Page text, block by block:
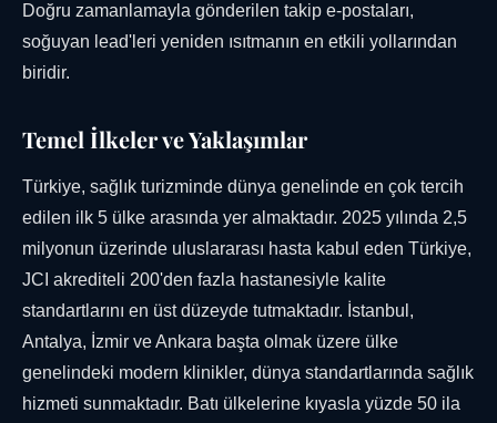
Doğru zamanlamayla gönderilen takip e-postaları,
soğuyan lead'leri yeniden ısıtmanın en etkili yollarından
biridir.
Temel İlkeler ve Yaklaşımlar
Türkiye, sağlık turizminde dünya genelinde en çok tercih
edilen ilk 5 ülke arasında yer almaktadır. 2025 yılında 2,5
milyonun üzerinde uluslararası hasta kabul eden Türkiye,
JCI akrediteli 200'den fazla hastanesiyle kalite
standartlarını en üst düzeyde tutmaktadır. İstanbul,
Antalya, İzmir ve Ankara başta olmak üzere ülke
genelindeki modern klinikler, dünya standartlarında sağlık
hizmeti sunmaktadır. Batı ülkelerine kıyasla yüzde 50 ila